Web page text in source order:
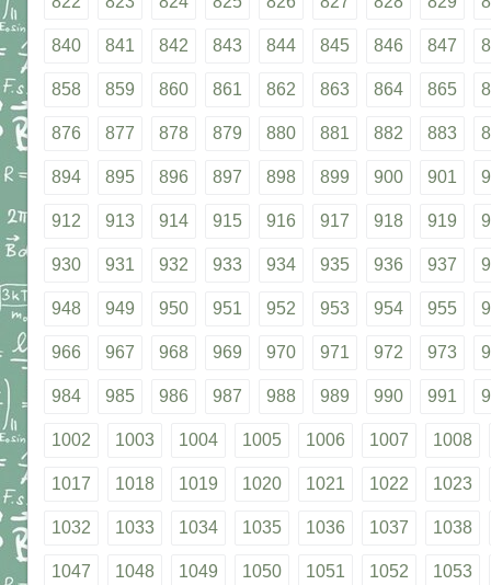
840 841 842 843 844 845 846 847
858 859 860 861 862 863 864 865
876 877 878 879 880 881 882 883
894 895 896 897 898 899 900 901
912 913 914 915 916 917 918 919
930 931 932 933 934 935 936 937
948 949 950 951 952 953 954 955
966 967 968 969 970 971 972 973
984 985 986 987 988 989 990 991
1002 1003 1004 1005 1006 1007 1008
1017 1018 1019 1020 1021 1022 1023
1032 1033 1034 1035 1036 1037 1038
1047 1048 1049 1050 1051 1052 1053